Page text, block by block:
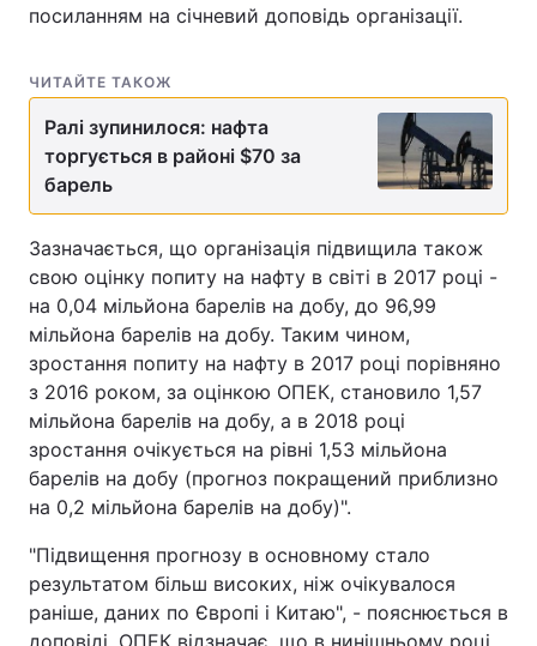
посиланням на січневий доповідь організації.
ЧИТАЙТЕ ТАКОЖ
Ралі зупинилося: нафта
торгується в районі $70 за
барель
Зазначається, що організація підвищила також
свою оцінку попиту на нафту в світі в 2017 році -
на 0,04 мільйона барелів на добу, до 96,99
мільйона барелів на добу. Таким чином,
зростання попиту на нафту в 2017 році порівняно
з 2016 роком, за оцінкою ОПЕК, становило 1,57
мільйона барелів на добу, а в 2018 році
зростання очікується на рівні 1,53 мільйона
барелів на добу (прогноз покращений приблизно
на 0,2 мільйона барелів на добу)".
"Підвищення прогнозу в основному стало
результатом більш високих, ніж очікувалося
раніше, даних по Європі і Китаю", - пояснюється в
доповіді. ОПЕК відзначає, що в нинішньому році